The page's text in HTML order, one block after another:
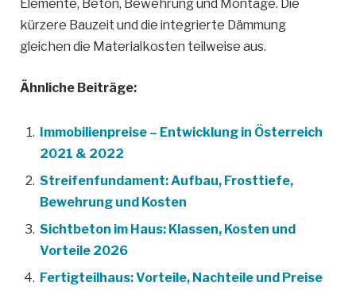
Elemente, Beton, Bewehrung und Montage. Die
kürzere Bauzeit und die integrierte Dämmung
gleichen die Materialkosten teilweise aus.
Ähnliche Beiträge:
Immobilienpreise – Entwicklung in Österreich
2021 & 2022
Streifenfundament: Aufbau, Frosttiefe,
Bewehrung und Kosten
Sichtbeton im Haus: Klassen, Kosten und
Vorteile 2026
Fertigteilhaus: Vorteile, Nachteile und Preise